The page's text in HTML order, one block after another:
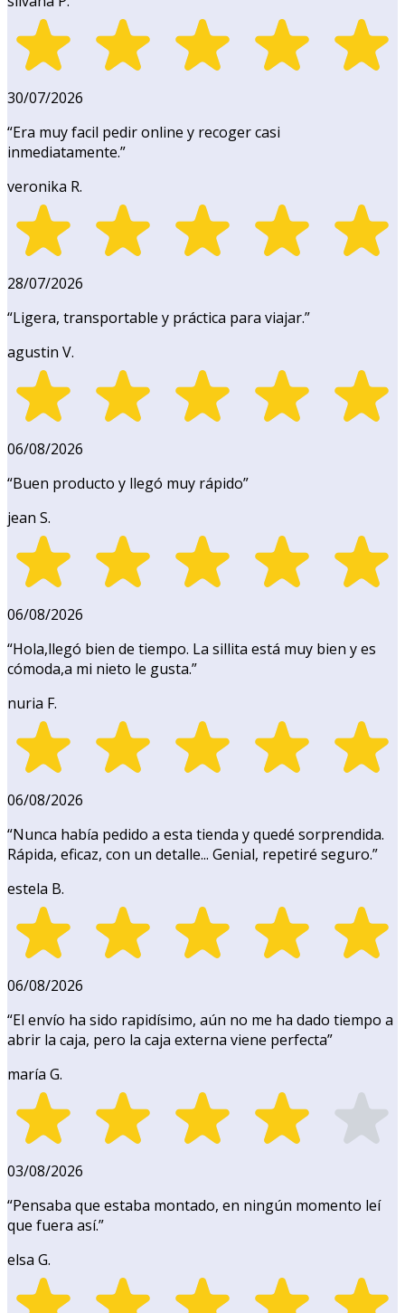
30/07/2026
“Era muy facil pedir online y recoger casi
inmediatamente.”
veronika R.
28/07/2026
“Ligera, transportable y práctica para viajar.”
agustin V.
06/08/2026
“Buen producto y llegó muy rápido”
jean S.
06/08/2026
“Hola,llegó bien de tiempo. La sillita está muy bien y es
cómoda,a mi nieto le gusta.”
nuria F.
06/08/2026
“Nunca había pedido a esta tienda y quedé sorprendida.
Rápida, eficaz, con un detalle... Genial, repetiré seguro.”
estela B.
06/08/2026
“El envío ha sido rapidísimo, aún no me ha dado tiempo a
abrir la caja, pero la caja externa viene perfecta”
maría G.
03/08/2026
“Pensaba que estaba montado, en ningún momento leí
que fuera así.”
elsa G.